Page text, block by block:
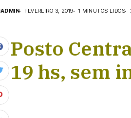
ADMIN FEVEREIRO 3, 2019 1 MINUTOS LIDOS
Posto
19 hs, sem